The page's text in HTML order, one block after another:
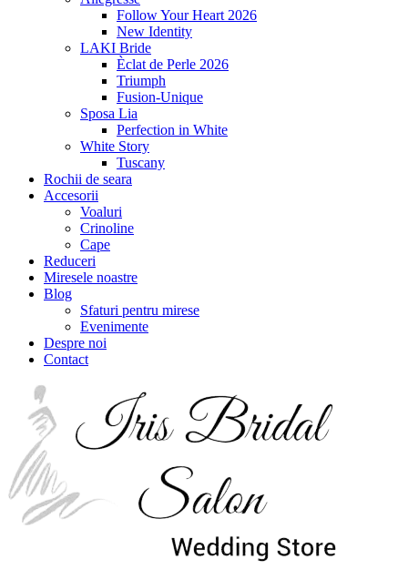
Follow Your Heart 2026
New Identity
LAKI Bride
Èclat de Perle 2026
Triumph
Fusion-Unique
Sposa Lia
Perfection in White
White Story
Tuscany
Rochii de seara
Accesorii
Voaluri
Crinoline
Cape
Reduceri
Miresele noastre
Blog
Sfaturi pentru mirese
Evenimente
Despre noi
Contact